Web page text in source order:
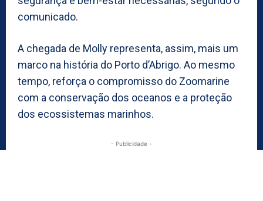
comunicado.
A chegada de Molly representa, assim, mais um
marco na história do Porto d’Abrigo. Ao mesmo
tempo, reforça o compromisso do Zoomarine
com a conservação dos oceanos e a proteção
dos ecossistemas marinhos.
- Publicidade -